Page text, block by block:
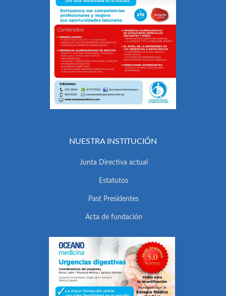
NUESTRA INSTITUCIÓN
Junta Directiva actual
Estatutos
Past Presidentes
Acta de fundación